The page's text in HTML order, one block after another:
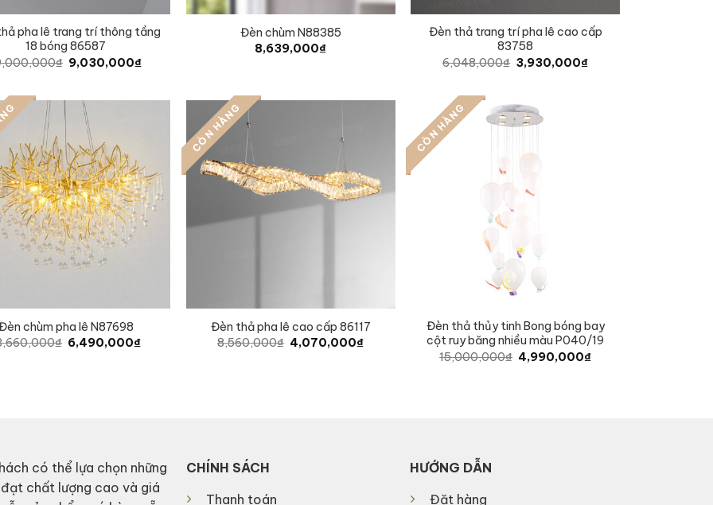
pha lê trang trí thông tầng
18 bóng 86587
₫ Original
price
9,030,000₫Current
Đèn chùm N88385
8,639,000₫
Đèn thả trang trí pha lê cao cấp
83758
6,048,000₫ Original
price
3,930,000₫Current
chùm pha lê N87698
₫ Original
6,490,000₫Current
CÒN HÀNG
Đèn thả pha lê cao cấp 86117
8,560,000₫ Original
4,070,000₫Current
CÒN HÀNG
Đèn thả thủy tinh Bong bóng bay
cột ruy băng nhiều màu P040/19
15,000,000₫ Original
price
4,990,000₫Current
có thể lựa chọn những
chất lượng cao và giá
CHÍNH SÁCH
Thanh toán
HƯỚNG DẪN
Đặt hàng